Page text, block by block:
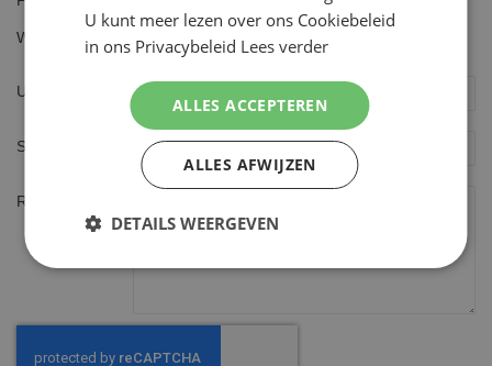
1
star
2
stars
3
stars
4
stars
5
stars
Waarde
1
star
2
stars
3
stars
4
stars
5
stars
Uw naam
Samenvatting
Review
U kunt meer lezen over ons Cookiebeleid
in ons Privacybeleid Lees verder
ALLES ACCEPTEREN
ALLES AFWIJZEN
DETAILS WEERGEVEN